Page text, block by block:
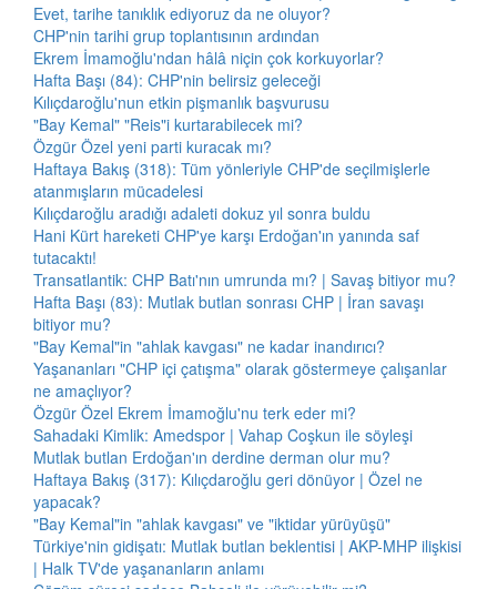
Evet, tarihe tanıklık ediyoruz da ne oluyor?
CHP'nin tarihi grup toplantısının ardından
Ekrem İmamoğlu'ndan hâlâ niçin çok korkuyorlar?
Hafta Başı (84): CHP'nin belirsiz geleceği
Kılıçdaroğlu'nun etkin pişmanlık başvurusu
"Bay Kemal" "Reis"i kurtarabilecek mi?
Özgür Özel yeni parti kuracak mı?
Haftaya Bakış (318): Tüm yönleriyle CHP'de seçilmişlerle
atanmışların mücadelesi
Kılıçdaroğlu aradığı adaleti dokuz yıl sonra buldu
Hani Kürt hareketi CHP'ye karşı Erdoğan'ın yanında saf
tutacaktı!
Transatlantik: CHP Batı'nın umrunda mı? | Savaş bitiyor mu?
Hafta Başı (83): Mutlak butlan sonrası CHP | İran savaşı
bitiyor mu?
"Bay Kemal"in "ahlak kavgası" ne kadar inandırıcı?
Yaşananları "CHP içi çatışma" olarak göstermeye çalışanlar
ne amaçlıyor?
Özgür Özel Ekrem İmamoğlu'nu terk eder mi?
Sahadaki Kimlik: Amedspor | Vahap Coşkun ile söyleşi
Mutlak butlan Erdoğan'ın derdine derman olur mu?
Haftaya Bakış (317): Kılıçdaroğlu geri dönüyor | Özel ne
yapacak?
"Bay Kemal"in "ahlak kavgası" ve "iktidar yürüyüşü"
Türkiye'nin gidişatı: Mutlak butlan beklentisi | AKP-MHP ilişkisi
| Halk TV'de yaşananların anlamı